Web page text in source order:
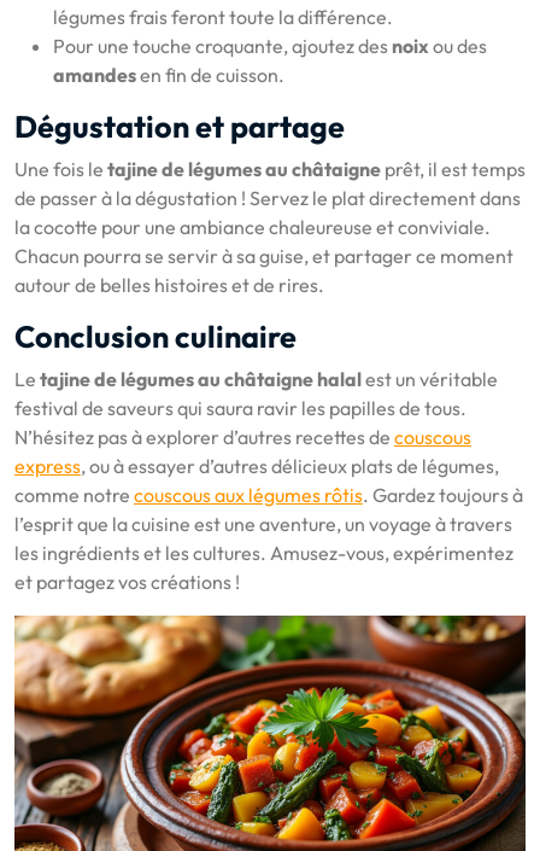
légumes frais feront toute la différence.
Pour une touche croquante, ajoutez des noix ou des
amandesen fin de cuisson.
Dégustation et partage
Une fois le tajine de légumes au châtaigne prêt, il est temps
de passer à la dégustation ! Servez le plat directement dans
la cocotte pour une ambiance chaleureuse et conviviale.
Chacun pourra se servir à sa guise, et partager ce moment
autour de belles histoires et de rires.
Conclusion culinaire
Le tajine de légumes au châtaigne halalest un véritable
festival de saveurs qui saura ravir les papilles de tous.
N’hésitez pas à explorer d’autres recettes de couscous
express, ou à essayer d’autres délicieux plats de légumes,
comme notre couscous aux légumes rôtis. Gardez toujours à
l’esprit que la cuisine est une aventure, un voyage à travers
les ingrédients et les cultures. Amusez-vous, expérimentez
et partagez vos créations !